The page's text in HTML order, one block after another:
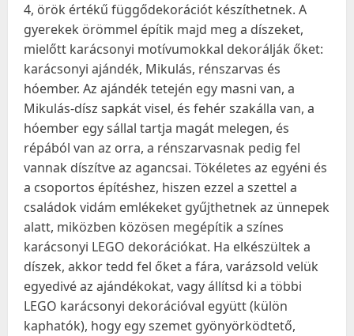
4, örök értékű függődekorációt készíthetnek. A
gyerekek örömmel építik majd meg a díszeket,
mielőtt karácsonyi motívumokkal dekorálják őket:
karácsonyi ajándék, Mikulás, rénszarvas és
hóember. Az ajándék tetején egy masni van, a
Mikulás-dísz sapkát visel, és fehér szakálla van, a
hóember egy sállal tartja magát melegen, és
répából van az orra, a rénszarvasnak pedig fel
vannak díszítve az agancsai. Tökéletes az egyéni és
a csoportos építéshez, hiszen ezzel a szettel a
családok vidám emlékeket gyűjthetnek az ünnepek
alatt, miközben közösen megépítik a színes
karácsonyi LEGO dekorációkat. Ha elkészültek a
díszek, akkor tedd fel őket a fára, varázsold velük
egyedivé az ajándékokat, vagy állítsd ki a többi
LEGO karácsonyi dekorációval együtt (külön
kaphatók), hogy egy szemet gyönyörködtető,